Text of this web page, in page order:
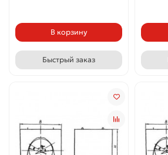
В корзину
Быстрый заказ